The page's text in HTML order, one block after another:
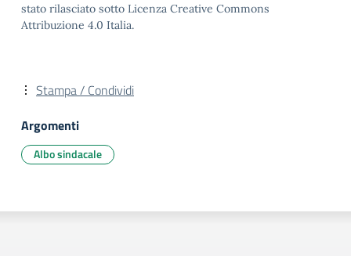
stato rilasciato sotto Licenza Creative Commons
Attribuzione 4.0 Italia.
Stampa / Condividi
Argomenti
Albo sindacale